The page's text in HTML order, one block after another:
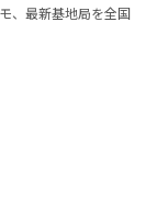
、最新基地局を全国